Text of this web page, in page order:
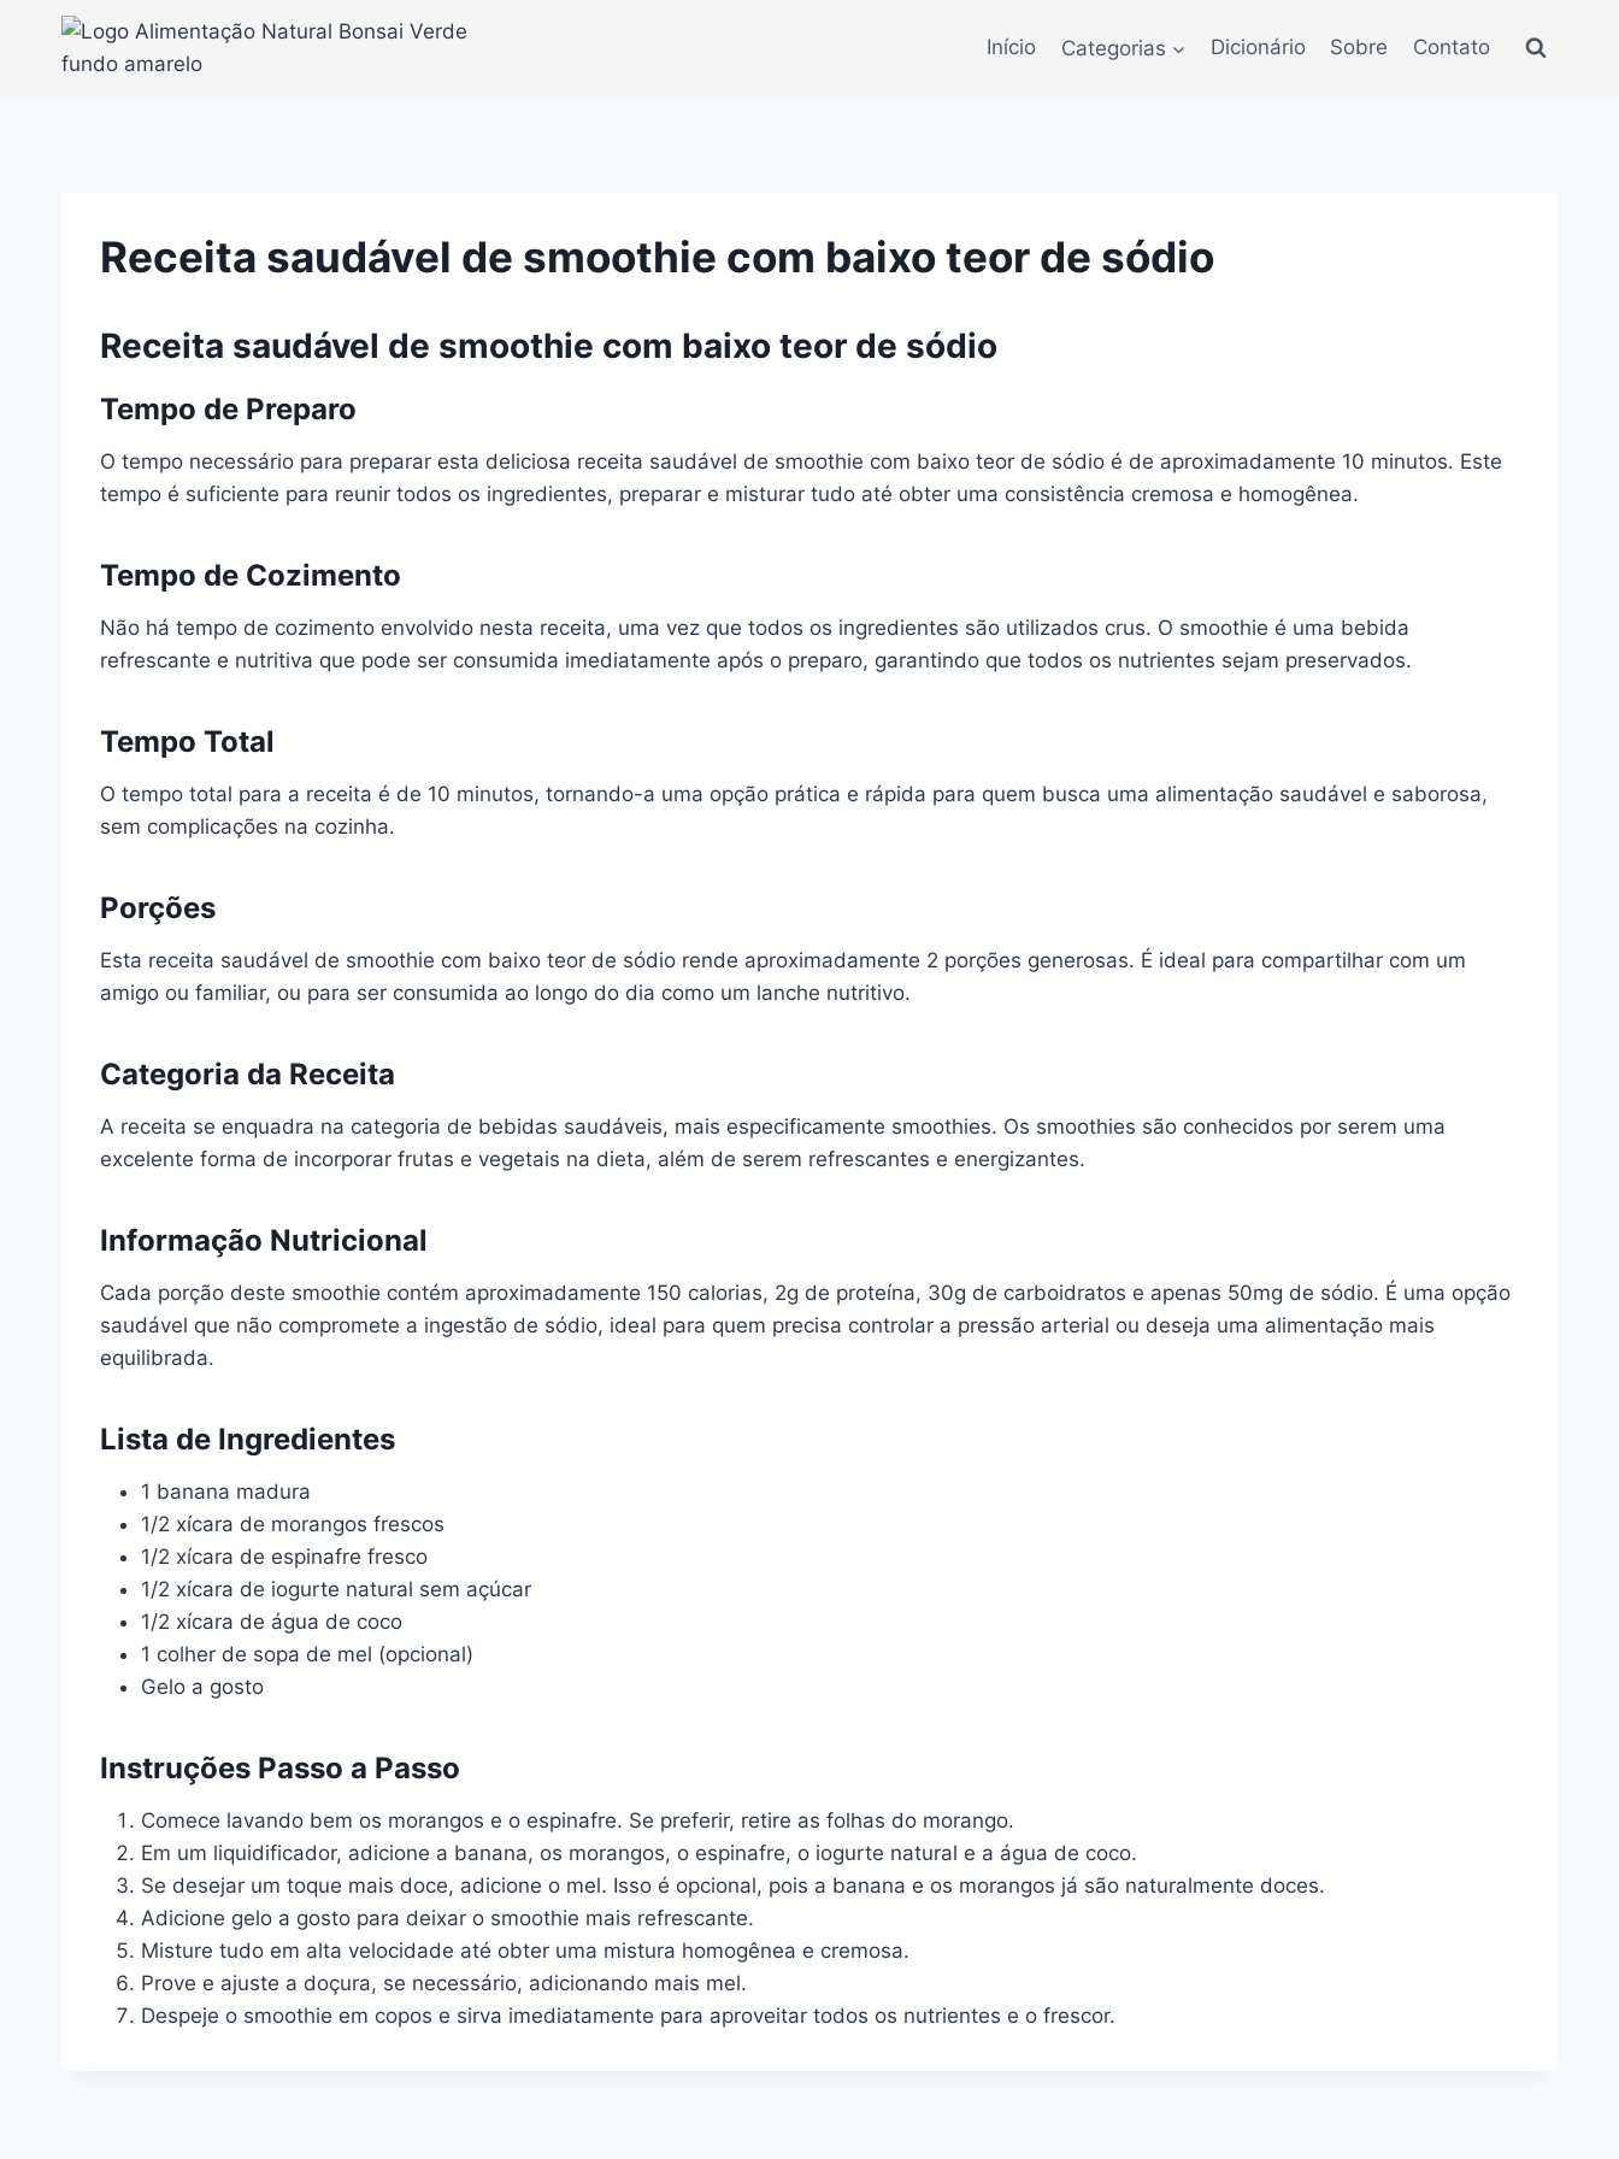
Início Categorias Dicionário Sobre Contato
Receita saudável de smoothie com baixo teor de sódio
Receita saudável de smoothie com baixo teor de sódio
Tempo de Preparo
O tempo necessário para preparar esta deliciosa receita saudável de smoothie com baixo teor de sódio é de aproximadamente 10 minutos. Este
tempo é suficiente para reunir todos os ingredientes, preparar e misturar tudo até obter uma consistência cremosa e homogênea.
Tempo de Cozimento
Não há tempo de cozimento envolvido nesta receita, uma vez que todos os ingredientes são utilizados crus. O smoothie é uma bebida
refrescante e nutritiva que pode ser consumida imediatamente após o preparo, garantindo que todos os nutrientes sejam preservados.
Tempo Total
O tempo total para a receita é de 10 minutos, tornando-a uma opção prática e rápida para quem busca uma alimentação saudável e saborosa,
sem complicações na cozinha.
Porções
Esta receita saudável de smoothie com baixo teor de sódio rende aproximadamente 2 porções generosas. É ideal para compartilhar com um
amigo ou familiar, ou para ser consumida ao longo do dia como um lanche nutritivo.
Categoria da Receita
A receita se enquadra na categoria de bebidas saudáveis, mais especificamente smoothies. Os smoothies são conhecidos por serem uma
excelente forma de incorporar frutas e vegetais na dieta, além de serem refrescantes e energizantes.
Informação Nutricional
Cada porção deste smoothie contém aproximadamente 150 calorias, 2g de proteína, 30g de carboidratos e apenas 50mg de sódio. É uma opção
saudável que não compromete a ingestão de sódio, ideal para quem precisa controlar a pressão arterial ou deseja uma alimentação mais
equilibrada.
Lista de Ingredientes
1 banana madura
1/2 xícara de morangos frescos
1/2 xícara de espinafre fresco
1/2 xícara de iogurte natural sem açúcar
1/2 xícara de água de coco
1 colher de sopa de mel (opcional)
Gelo a gosto
Instruções Passo a Passo
Comece lavando bem os morangos e o espinafre. Se preferir, retire as folhas do morango.
Em um liquidificador, adicione a banana, os morangos, o espinafre, o iogurte natural e a água de coco.
Se desejar um toque mais doce, adicione o mel. Isso é opcional, pois a banana e os morangos já são naturalmente doces.
Adicione gelo a gosto para deixar o smoothie mais refrescante.
Misture tudo em alta velocidade até obter uma mistura homogênea e cremosa.
Prove e ajuste a doçura, se necessário, adicionando mais mel.
Despeje o smoothie em copos e sirva imediatamente para aproveitar todos os nutrientes e o frescor.